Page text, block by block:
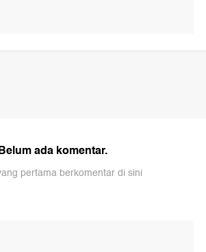
ada komentar.
pertama berkomentar di sini